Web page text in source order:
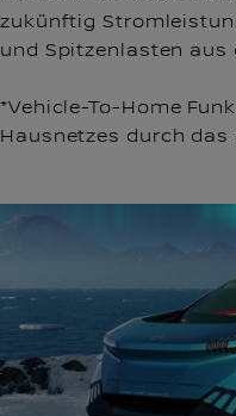
zukünftig
und Spitzenlasten aus
*Vehicle-To-Home
Hausnetzes durch das